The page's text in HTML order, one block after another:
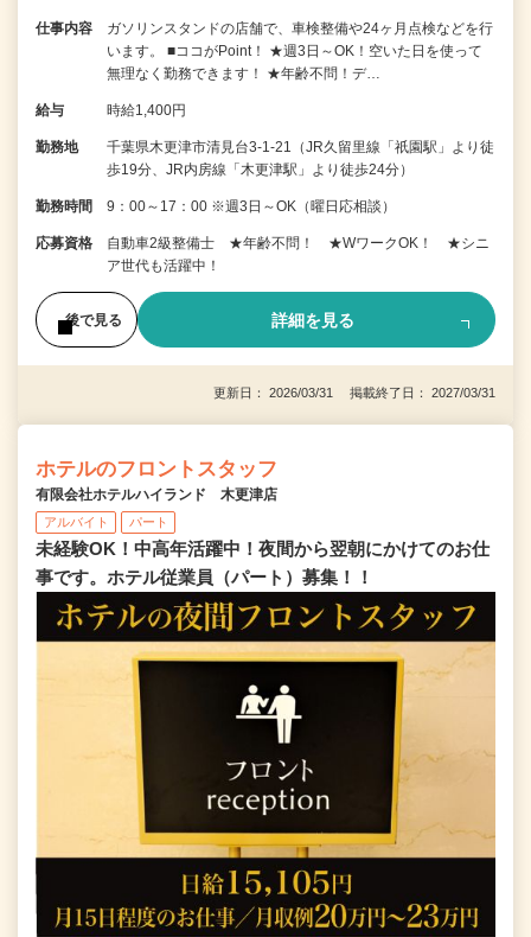
仕事内容
ガソリンスタンドの店舗で、車検整備や24ヶ月点検などを行
います。 ■ココがPoint！ ★週3日～OK！空いた日を使って
無理なく勤務できます！ ★年齢不問！デ…
給与 時給1,400円
勤務地
千葉県木更津市清見台3-1-21（JR久留里線「祇園駅」より徒
歩19分、JR内房線「木更津駅」より徒歩24分）
勤務時間 9：00～17：00 ※週3日～OK（曜日応相談）
応募資格
自動車2級整備士 ★年齢不問！ ★WワークOK！ ★シニ
ア世代も活躍中！
後で見る 詳細を見る
更新日： 2026/03/31 掲載終了日： 2027/03/31
ホテルのフロントスタッフ
有限会社ホテルハイランド 木更津店
アルバイト パート
未経験OK！中高年活躍中！夜間から翌朝にかけてのお仕
事です。ホテル従業員（パート）募集！！